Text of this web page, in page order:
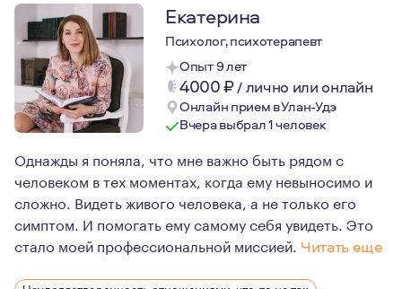
Екатерина
Психолог, психотерапевт
Опыт 9 лет
4000₽/лично или онлайн
Онлайн прием в Улан-Удэ
Вчера выбрал 1 человек
Однажды я поняла, что мне важно быть рядом с
человеком в тех моментах, когда ему невыносимо и
сложно. Видеть живого человека, а не только его
симптом. И помогать ему самому себя увидеть. Это
стало моей профессиональной миссией. Читать еще
Кроме индивидуальной и семейной терапии, я много